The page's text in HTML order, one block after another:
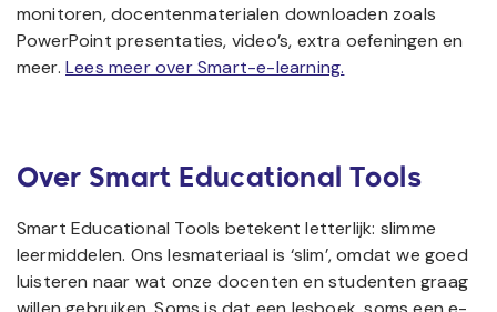
monitoren, docentenmaterialen downloaden zoals
PowerPoint presentaties, video’s, extra oefeningen en
meer. Lees meer over Smart-e-learning.
Over Smart Educational Tools
Smart Educational Tools betekent letterlijk: slimme
leermiddelen. Ons lesmateriaal is ‘slim’, omdat we goed
luisteren naar wat onze docenten en studenten graag